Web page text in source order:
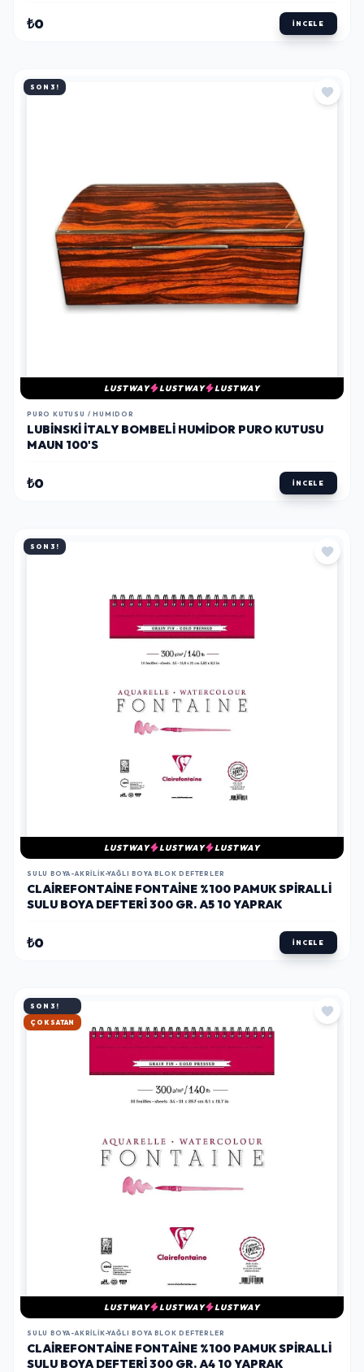
₺0 İNCELE
SON 3!
LUSTWAY LUSTWAY LUSTWAY
PURO KUTUSU / HUMIDOR
LUBINSKI İTALY BOMBELI HUMIDOR PURO KUTUSU
MAUN 100'S
₺0 İNCELE
SON 3!
LUSTWAY LUSTWAY LUSTWAY
SULU BOYA-AKRILIK-YAĞLI BOYA BLOK DEFTERLER
CLAIREFONTAINE FONTAINE %100 PAMUK SPIRALLI
SULU BOYA DEFTERI 300 GR. A5 10 YAPRAK
₺0 İNCELE
SON 3!
HIZLI KARGO
LUSTWAY LUSTWAY LUSTWAY
SULU BOYA-AKRILIK-YAĞLI BOYA BLOK DEFTERLER
CLAIREFONTAINE FONTAINE %100 PAMUK SPIRALLI
SULU BOYA DEFTERI 300 GR. A4 10 YAPRAK